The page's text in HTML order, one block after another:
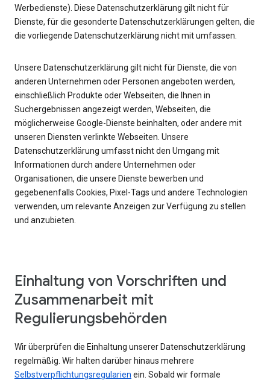
Werbedienste). Diese Datenschutzerklärung gilt nicht für
Dienste, für die gesonderte Datenschutzerklärungen gelten, die
die vorliegende Datenschutzerklärung nicht mit umfassen.
Unsere Datenschutzerklärung gilt nicht für Dienste, die von
anderen Unternehmen oder Personen angeboten werden,
einschließlich Produkte oder Webseiten, die Ihnen in
Suchergebnissen angezeigt werden, Webseiten, die
möglicherweise Google-Dienste beinhalten, oder andere mit
unseren Diensten verlinkte Webseiten. Unsere
Datenschutzerklärung umfasst nicht den Umgang mit
Informationen durch andere Unternehmen oder
Organisationen, die unsere Dienste bewerben und
gegebenenfalls Cookies, Pixel-Tags und andere Technologien
verwenden, um relevante Anzeigen zur Verfügung zu stellen
und anzubieten.
Einhaltung von Vorschriften und
Zusammenarbeit mit
Regulierungsbehörden
Wir überprüfen die Einhaltung unserer Datenschutzerklärung
regelmäßig. Wir halten darüber hinaus mehrere
Selbstverpflichtungsregularien ein. Sobald wir formale